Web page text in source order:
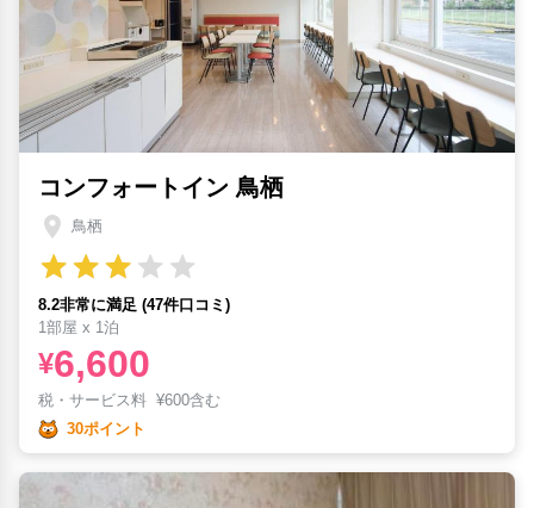
コンフォートイン 鳥栖
鳥栖
8.2非常に満足 (47件口コミ)
1部屋 x 1泊
¥6,600
税・サービス料 ¥600含む
30ポイント